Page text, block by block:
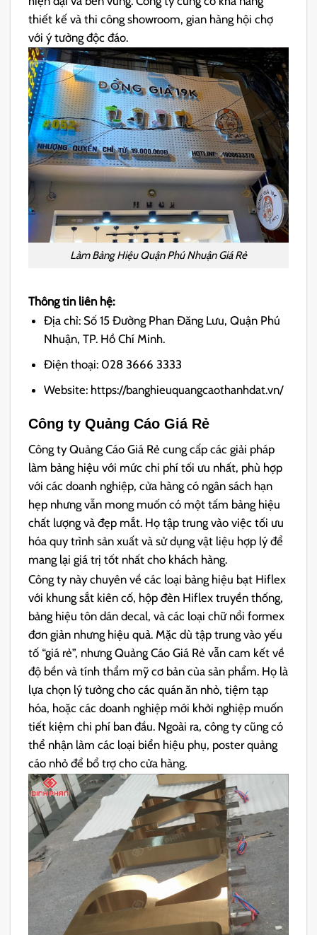
thiết kế và thi công showroom, gian hàng hội chợ
với ý tưởng độc đáo.
Làm Bảng Hiệu Quận Phú Nhuận Giá Rẻ
Thông tin liên hệ:
Địa chỉ: Số 15 Đường Phan Đăng Lưu, Quận Phú
Nhuận, TP. Hồ Chí Minh.
Điện thoại: 028 3666 3333
Website: https://banghieuquangcaothanhdat.vn/
Công ty Quảng Cáo Giá Rẻ
Công ty Quảng Cáo Giá Rẻ cung cấp các giải pháp
làm bảng hiệu với mức chi phí tối ưu nhất, phù hợp
với các doanh nghiệp, cửa hàng có ngân sách hạn
hẹp nhưng vẫn mong muốn có một tấm bảng hiệu
chất lượng và đẹp mắt. Họ tập trung vào việc tối ưu
hóa quy trình sản xuất và sử dụng vật liệu hợp lý để
mang lại giá trị tốt nhất cho khách hàng.
Công ty này chuyên về các loại bảng hiệu bạt Hiflex
với khung sắt kiên cố, hộp đèn Hiflex truyền thống,
bảng hiệu tôn dán decal, và các loại chữ nổi formex
đơn giản nhưng hiệu quả. Mặc dù tập trung vào yếu
tố “giá rẻ”, nhưng Quảng Cáo Giá Rẻ vẫn cam kết về
độ bền và tính thẩm mỹ cơ bản của sản phẩm. Họ là
lựa chọn lý tưởng cho các quán ăn nhỏ, tiệm tạp
hóa, hoặc các doanh nghiệp mới khởi nghiệp muốn
tiết kiệm chi phí ban đầu. Ngoài ra, công ty cũng có
thể nhận làm các loại biển hiệu phụ, poster quảng
cáo nhỏ để bổ trợ cho cửa hàng.